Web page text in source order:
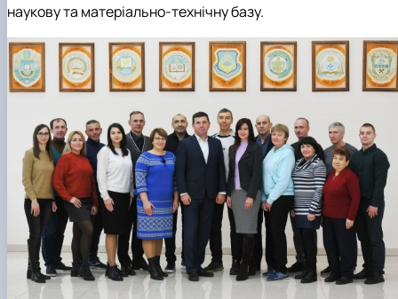
наукову та матеріально-технічну базу.